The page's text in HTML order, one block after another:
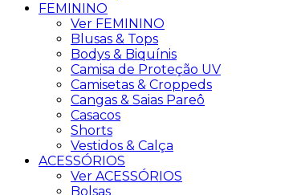
FEMININO
Ver FEMININO
Blusas & Tops
Bodys & Biquínis
Camisa de Proteção UV
Camisetas & Croppeds
Cangas & Saias Pareô
Casacos
Shorts
Vestidos & Calça
ACESSÓRIOS
Ver ACESSÓRIOS
Bolsas